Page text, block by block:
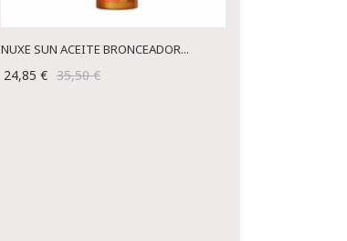
NUXE SUN ACEITE BRONCEADOR...
24,85 € 35,50 €